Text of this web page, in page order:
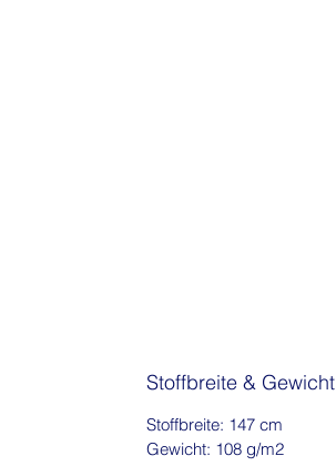
Stoffbreite & Gewicht
Stoffbreite: 147 cm
Gewicht: 108 g/m2